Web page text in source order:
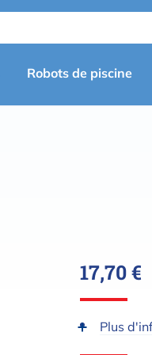
Robots de piscine
17,70 €
Plus